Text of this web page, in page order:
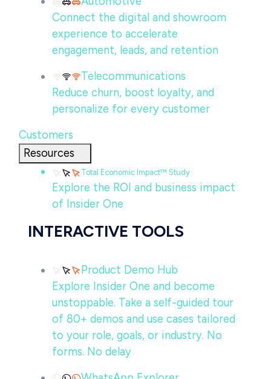
Connect the digital and showroom
experience to accelerate
engagement, leads, and retention
Telecommunications
Reduce churn, boost loyalty, and
personalize for every customer
Customers
Resources
Total Economic Impact™ Study
Explore the ROI and business impact
of Insider One
INTERACTIVE TOOLS
Product Demo Hub
Explore Insider One and become
unstoppable. Take a self-guided tour
of 80+ demos and use cases tailored
to your role, goals, or industry. No
forms. No delay